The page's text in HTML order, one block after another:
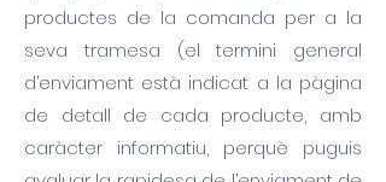
productes de la comanda per a la
seva tramesa (el termini general
d’enviament està indicat a la pàgina
de detall de cada producte, amb
caràcter informatiu, perquè puguis